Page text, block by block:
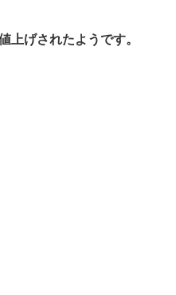
上げされたようです。